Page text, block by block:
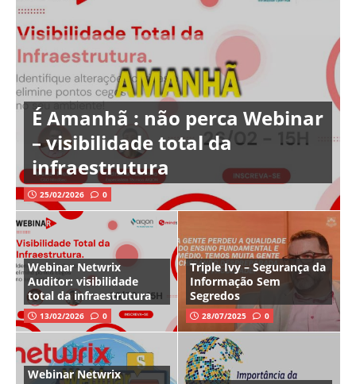
É Amanhã : não perca Webinar
– visibilidade total da
infraestrutura
25/02/2026 0
Webinar Netwrix
Auditor: visibilidade
total da infraestrutura
13/02/2026 0
Triple Ivy – Segurança da
Informação Sem
Segredos
28/07/2025 0
Webinar Netwrix